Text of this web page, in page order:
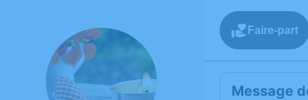
Faire-part
Message